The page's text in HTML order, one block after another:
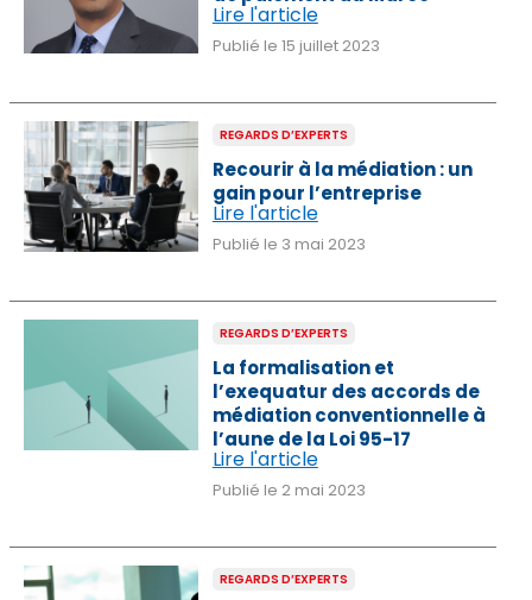
CONSULTER LA REVUE
AÉRIEN
AERIEN
AÉRONAUTIQUE
AFRIQUE
AGRICULTURE
AGRO-AGRI
BTP
Lire l'article
Publié le 15 juillet 2023
REGARDS D’EXPERTS
Recourir à la médiation : un
gain pour l’entreprise
Lire l'article
Publié le 3 mai 2023
REGARDS D’EXPERTS
La formalisation et
l’exequatur des accords de
médiation conventionnelle à
l’aune de la Loi 95-17
Lire l'article
Publié le 2 mai 2023
REGARDS D’EXPERTS